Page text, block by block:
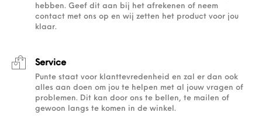
hebben. Geef dit aan bij het afrekenen of neem
contact met ons op en wij zetten het product voor jou
klaar.
Service
Punte staat voor klanttevredenheid en zal er dan ook
alles aan doen om jou te helpen met al jouw vragen of
problemen. Dit kan door ons te bellen, te mailen of
gewoon langs te komen in de winkel.